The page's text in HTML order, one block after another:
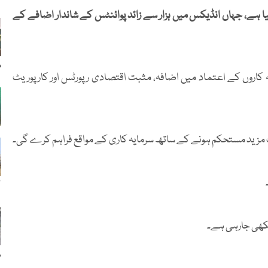
جہاں انڈیکس میں ہزار سے زائد پوائنٹس کے شاندار اضافے کے
کے اعتماد میں اضافہ، مثبت اقتصادی رپورٹس اور کارپوریٹ
مزید مستحکم ہونے کے ساتھ سرمایہ کاری کے مواقع فراہم کرے گی۔
جارہی ہے۔